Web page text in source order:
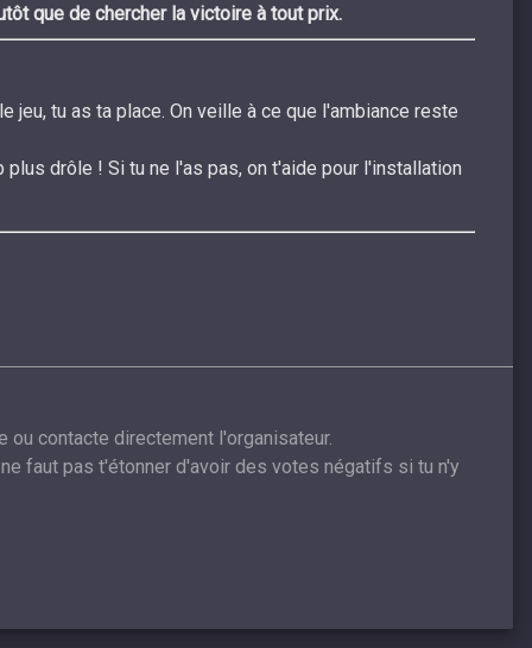
que de chercher la victoire à tout prix.
tu as ta place. On veille à ce que l'ambiance reste
drôle ! Si tu ne l'as pas, on t'aide pour l'installation
contacte directement l'organisateur.
faut pas t'étonner d'avoir des votes négatifs si tu n'y